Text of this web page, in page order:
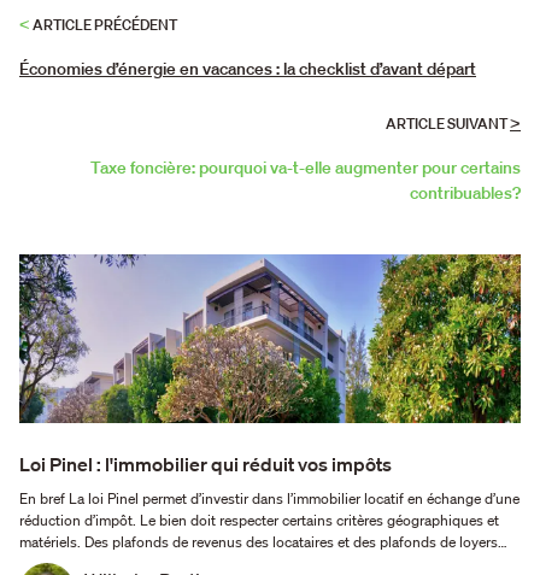
<ARTICLE PRÉCÉDENT
Économies d’énergie en vacances : la checklist d’avant départ
ARTICLE SUIVANT>
Taxe foncière: pourquoi va-t-elle augmenter pour certains
contribuables?
Loi Pinel : l'immobilier qui réduit vos impôts
En bref La loi Pinel permet d’investir dans l’immobilier locatif en échange d’une
réduction d’impôt. Le bien doit respecter certains critères géographiques et
matériels. Des plafonds de revenus des locataires et des plafonds de loyers
sont appliqués. Qu'est-ce que la loi Pinel ? Le dispositif Pinel figure en bonne